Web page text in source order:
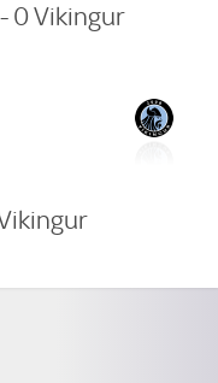
0 Vikingur